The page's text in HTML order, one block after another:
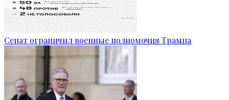
Сенат ограничил военные полномочия Трампа